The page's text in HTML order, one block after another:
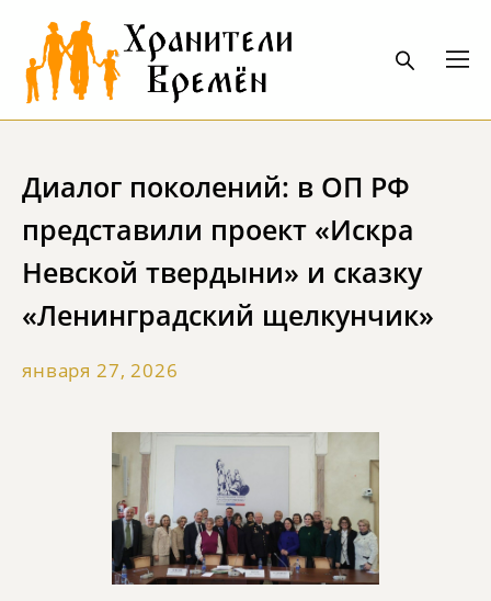
января 27, 2026
Диалог поколений: в ОП РФ
представили проект «Искра
Невской твердыни» и сказку
«Ленинградский щелкунчик»